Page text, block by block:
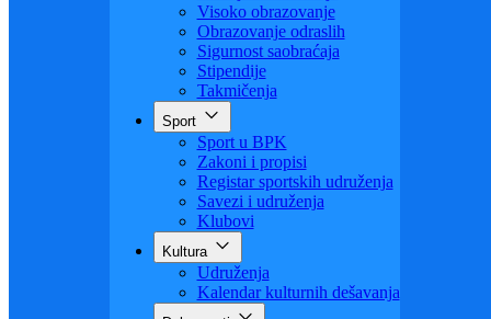
Predškolski odgoj
Osnovno obrazovanje
Srednje obrazovanje
Visoko obrazovanje
Obrazovanje odraslih
Sigurnost saobraćaja
Stipendije
Takmičenja
Sport
Sport u BPK
Zakoni i propisi
Registar sportskih udruženja
Savezi i udruženja
Klubovi